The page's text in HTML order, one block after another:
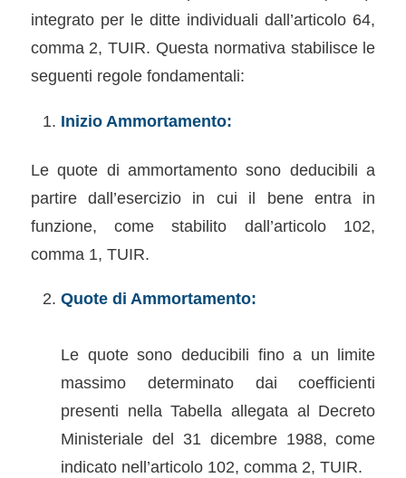
integrato per le ditte individuali dall’articolo 64,
comma 2, TUIR. Questa normativa stabilisce le
seguenti regole fondamentali:
Inizio Ammortamento:
Le quote di ammortamento sono deducibili a
partire dall’esercizio in cui il bene entra in
funzione, come stabilito dall’articolo 102,
comma 1, TUIR.
Quote di Ammortamento:
Le quote sono deducibili fino a un limite
massimo determinato dai coefficienti
presenti nella Tabella allegata al Decreto
Ministeriale del 31 dicembre 1988, come
indicato nell’articolo 102, comma 2, TUIR.